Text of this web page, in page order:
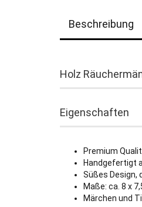
Beschreibung
Holz
Eigenschaften
Premium
Handgefertigt
Süßes Design,
Maße: ca. 8 x
Märchen und